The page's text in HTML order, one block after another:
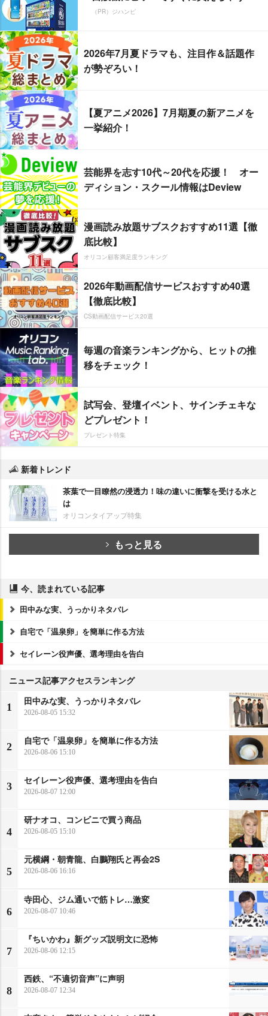
（PR）ジハンピ
2026年7月夏ドラマも、注目作＆話題作
が勢ぞろい！
【夏アニメ2026】7月期夏の新アニメを
一挙紹介！
芸能界を志す10代～20代を応援！ オー
ディション・スクール情報はDeview
漫画読み放題サブスクおすすめ11選【徹
底比較】
オリコン顧客満足度ランキング
2026年動画配信サービスおすすめ40選
【徹底比較】
CS動画配信サービス20選
毎週の音楽ランキングから、ヒットの推
移をチェック！
試写会、登壇イベント、サインチェキな
どプレゼント！
プレゼント特集
新着トレンド
茶葉で一目瞭然の浸透力！味の違いに衝撃を受ける水と
は
オリコンタイアップ特集
もっと見る
今、読まれている記事
田中みな実、うっかりネタバレ
自宅で「温泉卵」を簡単に作る方法
セイレーン役声優、選考理由を告白
ニュース記事アクセスランキング
1
田中みな実、うっかりネタバレ
2026-08-05 15:32
2
自宅で「温泉卵」を簡単に作る方法
2026-08-06 15:10
3
セイレーン役声優、選考理由を告白
2026-08-07 12:00
4
研ナオコ、コンビニで買う商品
2026-08-05 15:10
5
元横綱・朝青龍、白鵬翔氏と再会2S
2026-08-06 16:16
6
寺田心、ジム通いで筋トレ…激変
2026-08-07 10:46
7
『ちいかわ』新グッズ説明文に恐怖
2026-08-06 12:15
8
西鉄、“不適切音声”に声明
2026-08-07 12:34